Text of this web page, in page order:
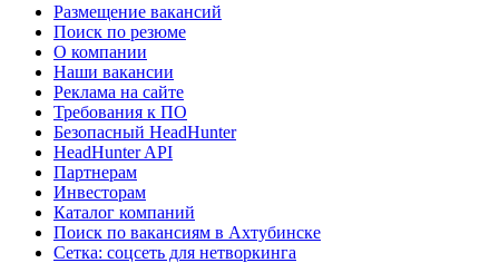
Размещение вакансий
Поиск по резюме
О компании
Наши вакансии
Реклама на сайте
Требования к ПО
Безопасный HeadHunter
HeadHunter API
Партнерам
Инвесторам
Каталог компаний
Поиск по вакансиям в Ахтубинске
Сетка: соцсеть для нетворкинга